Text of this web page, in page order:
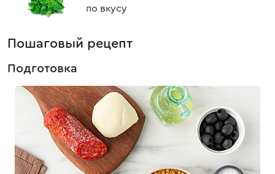
по вкусу
Пошаговый рецепт
Подготовка